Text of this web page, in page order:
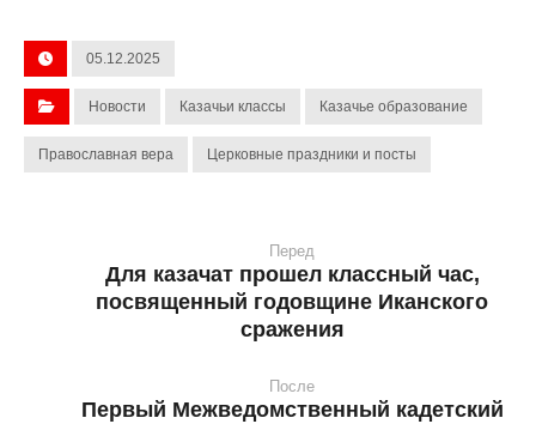
05.12.2025
Новости Казачьи классы Казачье образование
Православная вера Церковные праздники и посты
Перед
Для казачат прошел классный час,
посвященный годовщине Иканского
сражения
После
Первый Межведомственный кадетский